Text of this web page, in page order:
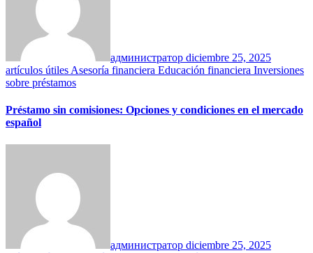
администратор diciembre 25, 2025
artículos útiles Asesoría financiera Educación financiera Inversiones
sobre préstamos
Préstamo sin comisiones: Opciones y condiciones en el mercado
español
администратор diciembre 25, 2025